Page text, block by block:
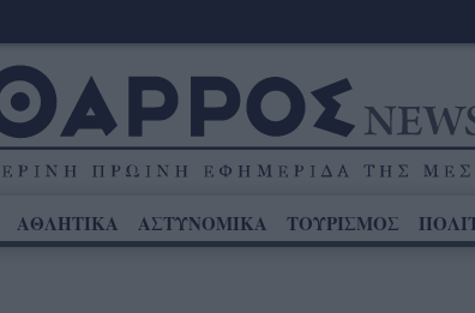
ΑΘΛΗΤΙΚΑ ΑΣΤΥΝΟΜΙΚΑ ΤΟΥΡΙΣΜΟΣ